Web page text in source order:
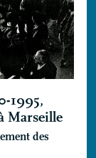
1995,
Marseille
des